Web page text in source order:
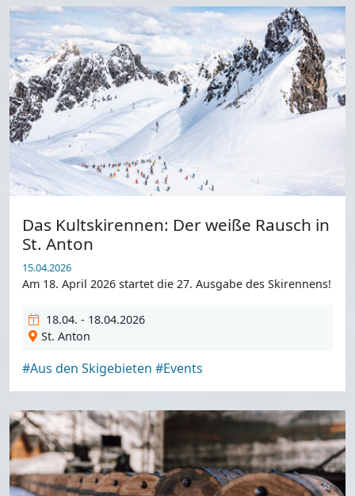
Das Kultskirennen: Der weiße Rausch in
St. Anton
15.04.2026
Am 18. April 2026 startet die 27. Ausgabe des Skirennens!
18.04. - 18.04.2026
St. Anton
#Aus den Skigebieten #Events